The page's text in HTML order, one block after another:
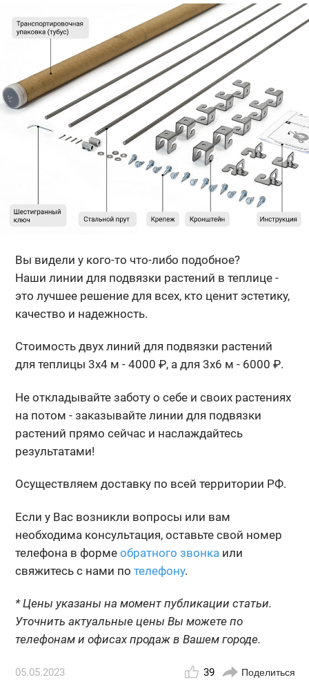
Вы видели у кого-то что-либо подобное?
Наши линии для подвязки растений в теплице -
это лучшее решение для всех, кто ценит эстетику,
качество и надежность.
Стоимость двух линий для подвязки растений
для теплицы 3х4 м - 4000 ₽, а для 3х6 м - 6000 ₽.
Не откладывайте заботу о себе и своих растениях
на потом - заказывайте линии для подвязки
растений прямо сейчас и наслаждайтесь
результатами!
Осуществляем доставку по всей территории РФ.
Если у Вас возникли вопросы или вам
необходима консультация, оставьте свой номер
телефона в форме обратного звонка или
свяжитесь с нами по телефону.
* Цены указаны на момент публикации статьи.
Уточнить актуальные цены Вы можете по
телефонам и офисах продаж в Вашем городе.
05.05.2023 39 Поделиться